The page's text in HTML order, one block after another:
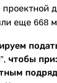
еще 668
чтобы